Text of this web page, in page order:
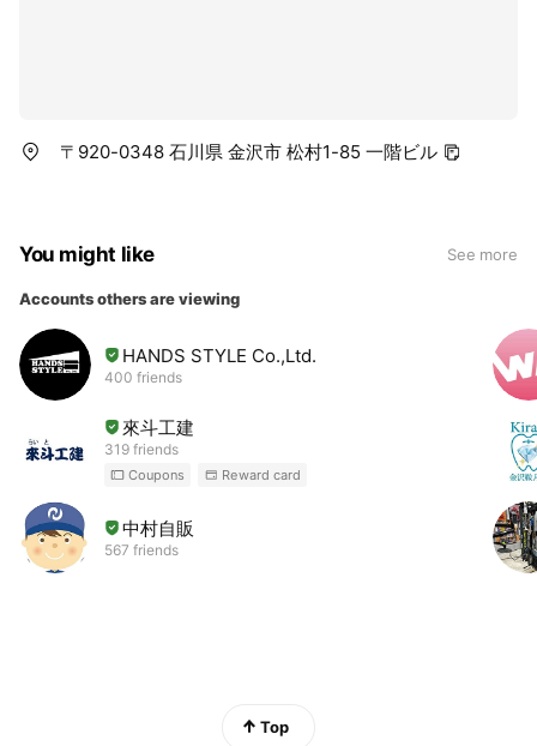
〒920-0348 石川県 金沢市 松村1-85 一階ビル
You might like See more
Accounts others are viewing
HANDS STYLE Co.,Ltd.
400 friends
來斗工建
319 friends
Coupons Reward card
中村自販
567 friends
Top